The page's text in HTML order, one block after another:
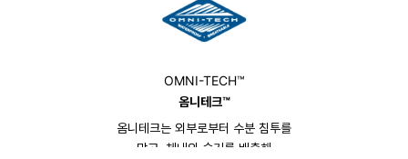
OMNI-TECH™
옴니테크™
옴니테크는 외부로부터 수분 침투를
막고, 체내의 습기를 배출해